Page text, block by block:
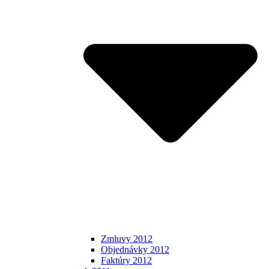
Zmluvy 2012
Objednávky 2012
Faktúry 2012